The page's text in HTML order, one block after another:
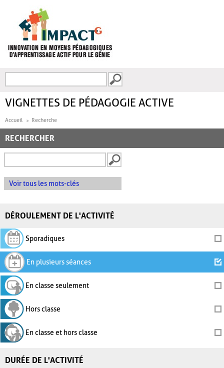
FORMULAIRE DE
VIGNETTES DE PÉDAGOGIE ACTIVE
Accueil Recherche
RECHERCHER
Voir tous les mots-clés
DÉROULEMENT DE L'ACTIVITÉ
Sporadiques
En plusieurs séances
En classe seulement
Hors classe
En classe et hors classe
DURÉE DE L'ACTIVITÉ